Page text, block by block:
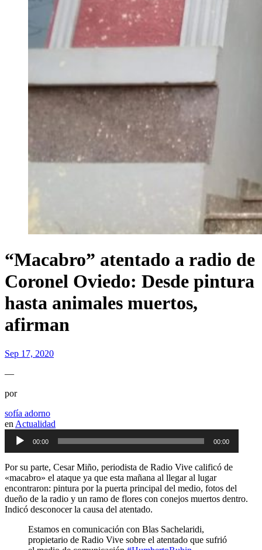
“Macabro” atentado a radio de
Coronel Oviedo: Desde pintura
hasta animales muertos,
afirman
Sep 17, 2020
—
por
sofía adorno
en Actualidad
Audio
Player
00:00 00:00
Por su parte, Cesar Miño, periodista de Radio Vive calificó de
«macabro» el ataque ya que esta mañana al llegar al lugar
encontraron: pintura por la puerta principal del medio, fotos del
dueño de la radio y un ramo de flores con conejos muertos dentro.
Indicó desconocer la causa del atentado.
Estamos en comunicación con Blas Sachelaridi,
propietario de Radio Vive sobre el atentado que sufrió